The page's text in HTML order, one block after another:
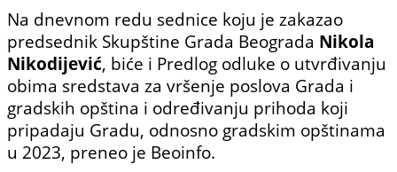
Na dnevnom redu sednice koju je zakazao
predsednik Skupštine Grada Beograda Nikola
Nikodijević, biće i Predlog odluke o utvrđivanju
obima sredstava za vršenje poslova Grada i
gradskih opština i određivanju prihoda koji
pripadaju Gradu, odnosno gradskim opštinama
u 2023, preneo je Beoinfo.